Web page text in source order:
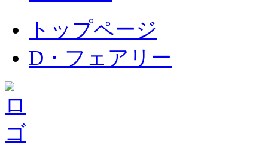
トップページ
D・フェアリー